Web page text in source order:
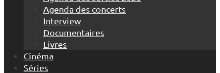
Agenda des concerts
Interview
Documentaires
Livres
Cinéma
Séries